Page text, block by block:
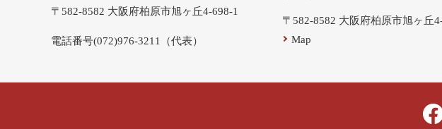
〒582-8582 大阪府柏原市旭ヶ丘4-698-1
電話番号(072)976-3211（代表）
〒582-8582 大阪府柏原市旭ヶ丘
Map